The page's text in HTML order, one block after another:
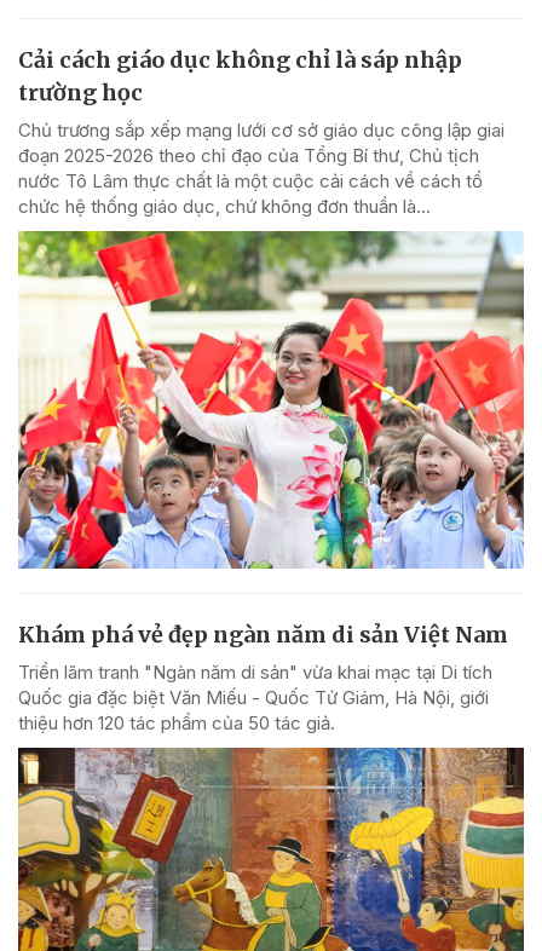
Cải cách giáo dục không chỉ là sáp nhập
trường học
Chủ trương sắp xếp mạng lưới cơ sở giáo dục công lập giai
đoạn 2025-2026 theo chỉ đạo của Tổng Bí thư, Chủ tịch
nước Tô Lâm thực chất là một cuộc cải cách về cách tổ
chức hệ thống giáo dục, chứ không đơn thuần là...
Khám phá vẻ đẹp ngàn năm di sản Việt Nam
Triển lãm tranh "Ngàn năm di sản" vừa khai mạc tại Di tích
Quốc gia đặc biệt Văn Miếu - Quốc Tử Giám, Hà Nội, giới
thiệu hơn 120 tác phẩm của 50 tác giả.